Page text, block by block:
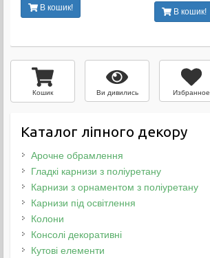
В кошик!
В кошик!
Кошик Ви дивились Избранное
Каталог ліпного декору
Арочне обрамлення
Гладкі карнизи з поліуретану
Карнизи з орнаментом з поліуретану
Карнизи під освітлення
Колони
Консолі декоративні
Кутові елементи